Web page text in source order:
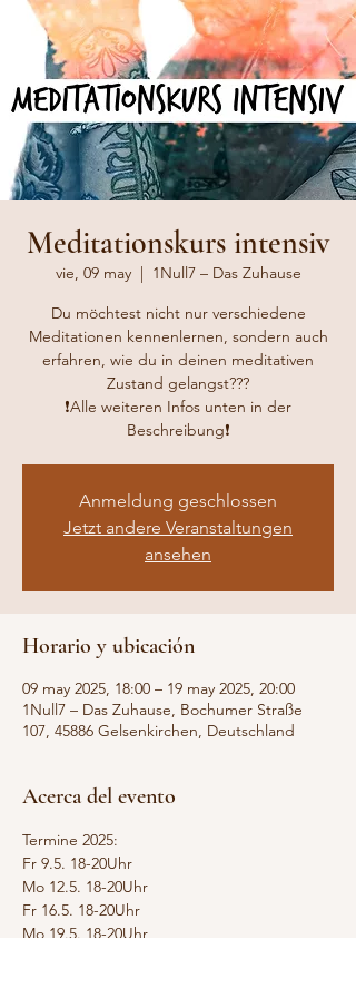
Meditationskurs intensiv
vie, 09 may
  |
1Null7 – Das Zuhause
Du möchtest nicht nur verschiedene
Meditationen kennenlernen, sondern auch
erfahren, wie du in deinen meditativen
Zustand gelangst???
❗️Alle weiteren Infos unten in der
Beschreibung❗️
Anmeldung geschlossen
Jetzt andere Veranstaltungen
ansehen
Horario y ubicación
09 may 2025, 18:00 – 19 may 2025, 20:00
1Null7 – Das Zuhause, Bochumer Straße
107, 45886 Gelsenkirchen, Deutschland
Acerca del evento
Termine 2025:
Fr 9.5. 18-20Uhr
Mo 12.5. 18-20Uhr
Fr 16.5. 18-20Uhr
Mo 19.5. 18-20Uhr